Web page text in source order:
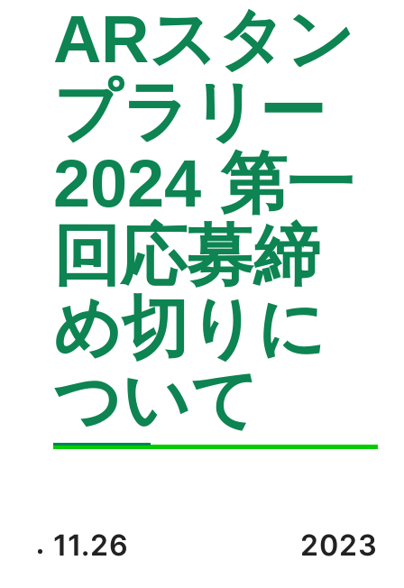
ARスタン
プラリー
2024 第一
回応募締
め切りに
ついて
11.26 2023